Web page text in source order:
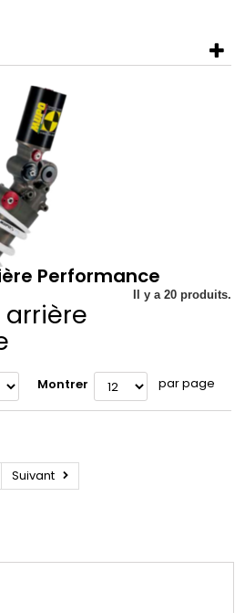
Performance
Il y a 20 produits.
Montrer par page
Suivant